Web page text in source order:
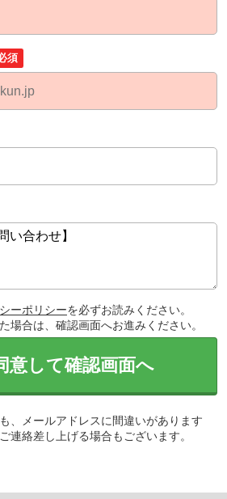
須
ーポリシーを必ずお読みください。
場合は、確認画面へお進みください。
意して確認画面へ
、メールアドレスに間違いがあります
連絡差し上げる場合もございます。